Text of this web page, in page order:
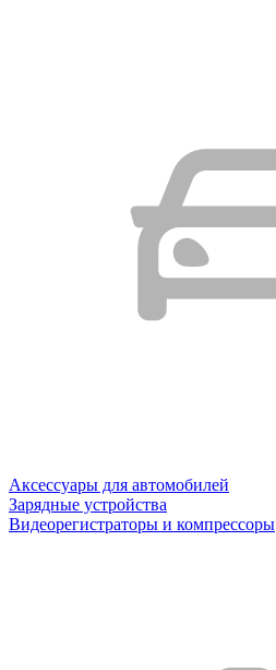
Аксессуары для автомобилей
Зарядные устройства
Видеорегистраторы и компрессоры